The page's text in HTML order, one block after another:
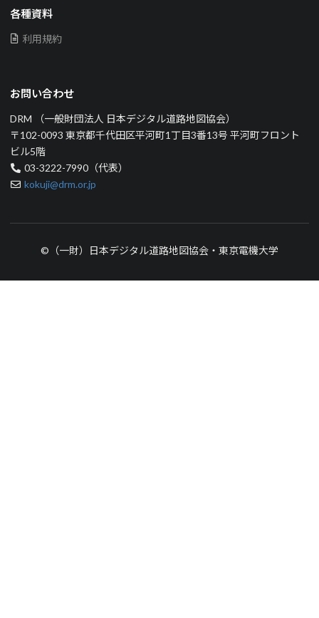
各種資料
利用規約
お問い合わせ
DRM （一般財団法人 日本デジタル道路地図協会）
〒102-0093 東京都千代田区平河町1丁目3番13号 平河町フロント
ビル5階
03-3222-7990（代表）
kokuji@drm.or.jp
©（一財）日本デジタル道路地図協会・東京電機大学